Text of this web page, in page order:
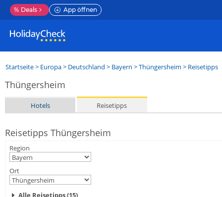
% Deals App öffnen
Startseite> Europa> Deutschland > Bayern >Thüngersheim > Reisetipps
Thüngersheim
Hotels Reisetipps
Reisetipps Thüngersheim
Region
Ort
Alle Reisetipps (15)